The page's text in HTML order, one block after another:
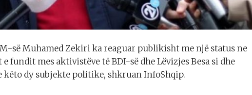
së Muhamed Zekiri ka reaguar publikisht me një status ne
fundit mes aktivistëve të BDI-së dhe Lëvizjes Besa si dhe
këto dy subjekte politike, shkruan InfoShqip.